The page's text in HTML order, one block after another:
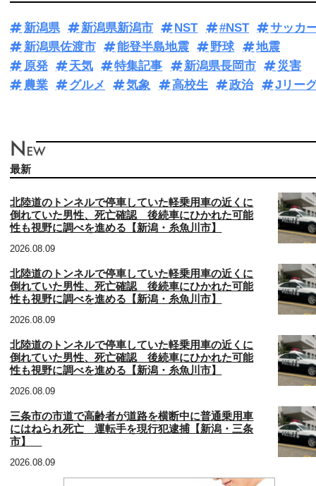
新潟県 新潟県新潟市 NST #NST
サッカ
新潟県佐渡市
能登半島地震 野球
地震
原発
天気 特集記事 新潟県長岡市
災害
農業
グルメ 気象 高校生 政治 Jリー
最新
北陸道のトンネルで停車していた軽乗用車の近くに
倒れていた男性、死亡確認 後続車にひかれた可能
性も視野に調べを進める【新潟・糸魚川市】
2026.08.09
北陸道のトンネルで停車していた軽乗用車の近くに
倒れていた男性、死亡確認 後続車にひかれた可能
性も視野に調べを進める【新潟・糸魚川市】
2026.08.09
北陸道のトンネルで停車していた軽乗用車の近くに
倒れていた男性、死亡確認 後続車にひかれた可能
性も視野に調べを進める【新潟・糸魚川市】
2026.08.09
三条市の市道で高齢者が道路を横断中に普通乗用車
にはねられ死亡 運転手を現行犯逮捕【新潟・三条
市】
2026.08.09